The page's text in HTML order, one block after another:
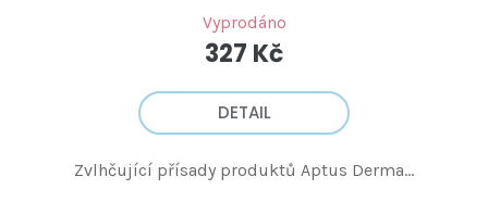
Vyprodáno
327 Kč
DETAIL
Zvlhčující přísady produktů Aptus Derma...